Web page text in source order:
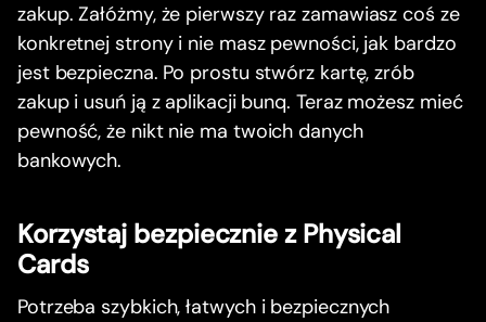
zakup. Załóżmy, że pierwszy raz zamawiasz coś ze
konkretnej strony i nie masz pewności, jak bardzo
jest bezpieczna. Po prostu stwórz kartę, zrób
zakup i usuń ją z aplikacji bunq. Teraz możesz mieć
pewność, że nikt nie ma twoich danych
bankowych.
Korzystaj bezpiecznie z Physical
Cards
Potrzeba szybkich, łatwych i bezpiecznych